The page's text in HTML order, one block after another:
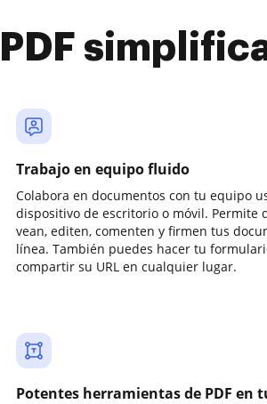
Trabajo en equipo fluido
Colabora en documentos con tu equipo
dispositivo de escritorio o móvil. Permite
vean, editen, comenten y firmen tus
línea. También puedes hacer tu
compartir su URL en cualquier lugar.
Potentes herramientas de PDF en